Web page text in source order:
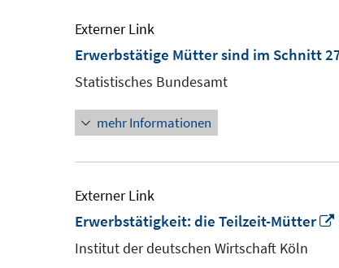
Externer Link
Erwerbstätige Mütter sind im Schnitt
Statistisches Bundesamt
mehr Informationen
Externer Link
Erwerbstätigkeit: die Teilzeit-Mütter
Institut der deutschen Wirtschaft Köln